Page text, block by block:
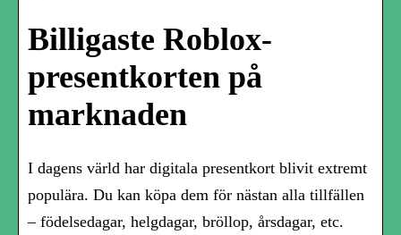
Billigaste Roblox-
presentkorten på
marknaden
I dagens värld har digitala presentkort blivit extremt
populära. Du kan köpa dem för nästan alla tillfällen
– födelsedagar, helgdagar, bröllop, årsdagar, etc.